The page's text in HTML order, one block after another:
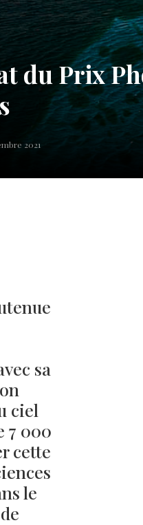
du Prix
2021
sa
ciel
7 000
cette
le
1er juillet : Léonard